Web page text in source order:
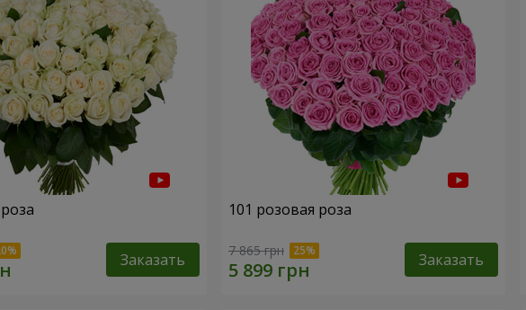
Заказать
101 розовая роза
7 865 грн Заказать